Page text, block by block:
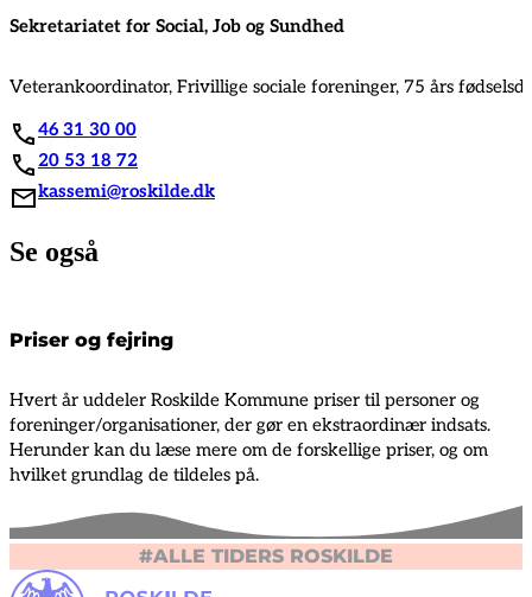
Sekretariatet for Social, Job og Sundhed
Veterankoordinator, Frivillige sociale foreninger, 75 års
46 31 30 00
20 53 18 72
kassemi@roskilde.dk
Se også
Priser og fejring
Hvert år uddeler Roskilde Kommune priser til personer og
foreninger/organisationer, der gør en ekstraordinær indsats.
Herunder kan du læse mere om de forskellige priser, og om
hvilket grundlag de tildeles på.
#ALLE TIDERS ROSKILDE